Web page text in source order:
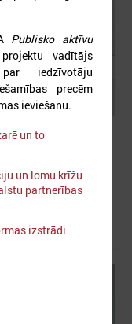
sociālajiem
un civilo
Publisko aktīvu
vadītājs
iedzīvotāju
precēm
ieviešanu.
un to
un lomu krīžu
partnerības
izstrādi